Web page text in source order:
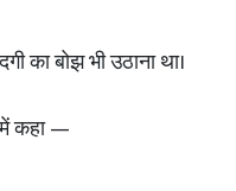
का बोझ भी उठाना था।
कहा —